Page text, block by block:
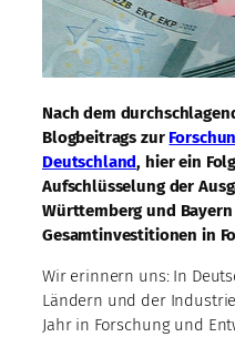
Nach dem
Blogbeitrags zur
Deutschland, hier ein
Aufschlüsselung der
Württemberg und
Gesamtinvestitionen in
Wir erinnern uns: In
Ländern und der
Jahr in Forschung und